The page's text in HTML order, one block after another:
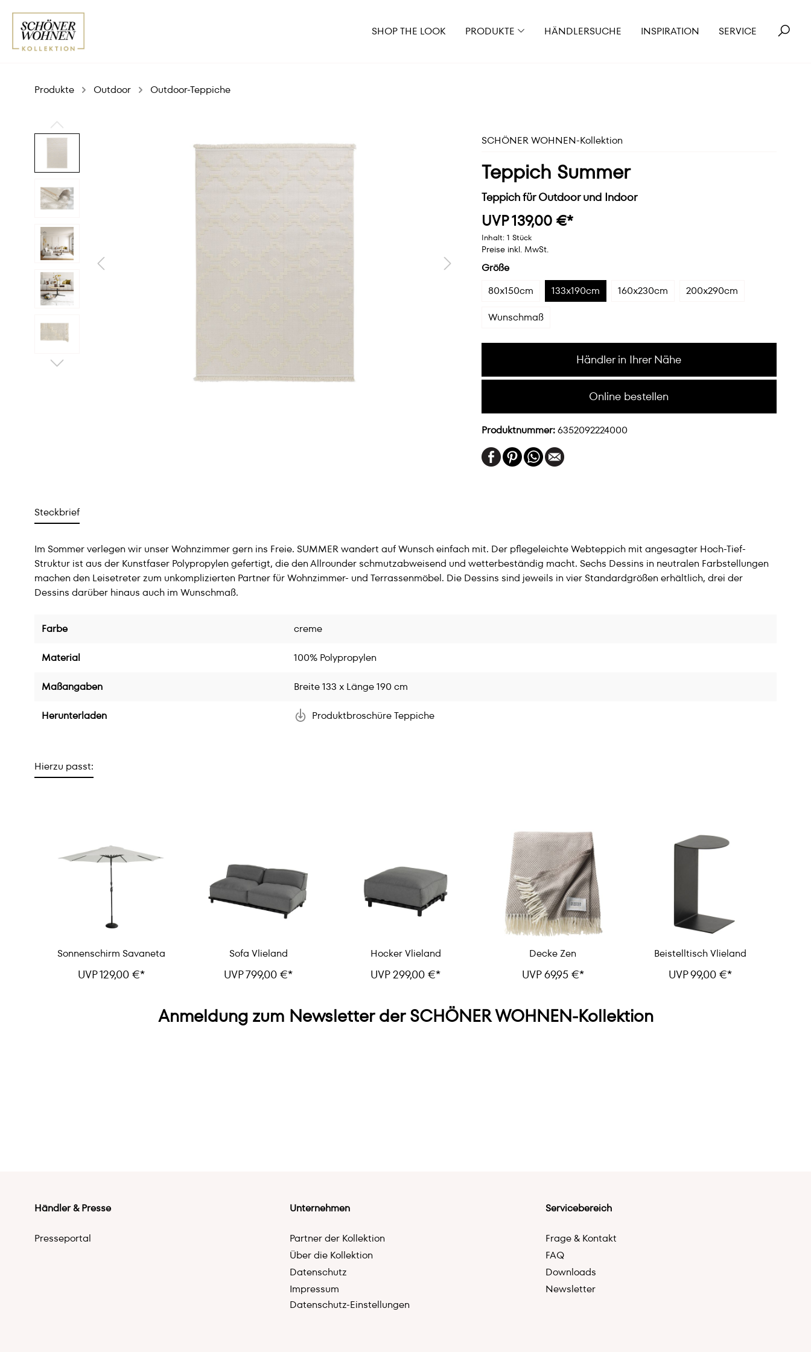
SHOP THE LOOK PRODUKTE HÄNDLERSUCHE INSPIRATION SERVICE
Produkte Outdoor Outdoor-Teppiche
SCHÖNER WOHNEN-Kollektion
Teppich Summer
Teppich für Outdoor und Indoor
UVP 139,00 €*
Inhalt: 1 Stück
Preise inkl. MwSt.
Größe
80x150cm
133x190cm 160x230cm
200x290cm
Wunschmaß
Händler in Ihrer Nähe
Online bestellen
Produktnummer:6352092224000
Steckbrief
Im Sommer verlegen wir unser Wohnzimmer gern ins Freie. SUMMER wandert auf Wunsch einfach mit. Der pflegeleichte Webteppich mit angesagter Hoch-Tief-
Struktur ist aus der Kunstfaser Polypropylen gefertigt, die den Allrounder schmutzabweisend und wetterbeständig macht. Sechs Dessins in neutralen Farbstellungen
machen den Leisetreter zum unkomplizierten Partner für Wohnzimmer- und Terrassenmöbel. Die Dessins sind jeweils in vier Standardgrößen erhältlich, drei der
Dessins darüber hinaus auch im Wunschmaß.
Farbe creme
Material 100% Polypropylen
Maßangaben Breite 133 x Länge 190 cm
Herunterladen Produktbroschüre Teppiche
Hierzu passt:
Sonnenschirm Savaneta
UVP 129,00 €*
Sofa Vlieland
UVP 799,00 €*
Hocker Vlieland
UVP 299,00 €*
Decke Zen
UVP 69,95 €*
Beistelltisch Vlieland
UVP 99,00 €*
Anmeldung zum Newsletter der SCHÖNER WOHNEN-Kollektion
Händler & Presse
Presseportal
Unternehmen
Partner der Kollektion
Über die Kollektion
Datenschutz
Impressum
Datenschutz-Einstellungen
Servicebereich
Frage & Kontakt
FAQ
Downloads
Newsletter